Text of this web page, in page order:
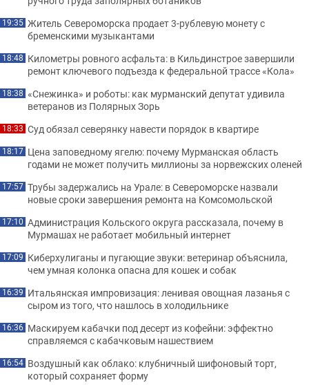
19:35 Житель Североморска продает 3-рублевую монету с
бременскими музыкантами
18:48 Километры ровного асфальта: в Кильдинстрое завершили
ремонт ключевого подъезда к федеральной трассе «Кола»
18:38 «Снежинка» и роботы: как мурманский депутат удивила
ветеранов из Полярных Зорь
18:33 Суд обязал северянку навести порядок в квартире
18:17 Цена заповедному ягелю: почему Мурманская область
годами не может получить миллионы за норвежских оленей
17:57 Трубы задержались на Урале: в Североморске назвали
новые сроки завершения ремонта на Комсомольской
17:10 Администрация Кольского округа рассказала, почему в
Мурмашах не работает мобильный интернет
17:09 Киберхулиганы и пугающие звуки: ветеринар объяснила,
чем умная колонка опасна для кошек и собак
16:39 Итальянская импровизация: ленивая овощная лазанья с
сыром из того, что нашлось в холодильнике
16:36 Маскируем кабачки под десерт из кофейни: эффектно
справляемся с кабачковым нашествием
16:54 Воздушный как облако: клубничный шифоновый торт,
который сохраняет форму